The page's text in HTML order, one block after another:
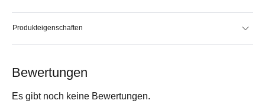
Produkteigenschaften
Bewertungen
Es gibt noch keine Bewertungen.